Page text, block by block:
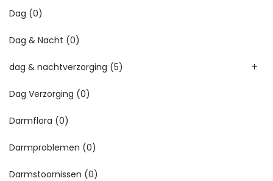
Dag (0)
Dag & Nacht (0)
dag & nachtverzorging (5)
Dag Verzorging (0)
Darmflora (0)
Darmproblemen (0)
Darmstoornissen (0)